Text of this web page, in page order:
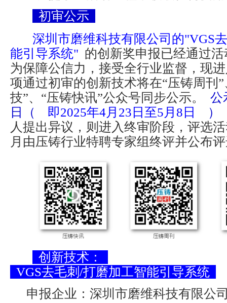
初审公示
深圳市磨维科技有限公司的"VGS
能引导系统" 的创新奖申报已经通过
为保障公信力，接受全行业监督，现
项通过初审的创新技术将在“压铸周刊
技”、“压铸快讯”公众号同步公示。
公
日（
即2025年4月23日至5月8日 ）
人提出异议，则进入终审阶段，评选
月由压铸行业特聘专家组终评并公布
创新技术：
VGS去毛刺/打磨加工智能引导系统
申报企业：深圳市磨维科技有限公